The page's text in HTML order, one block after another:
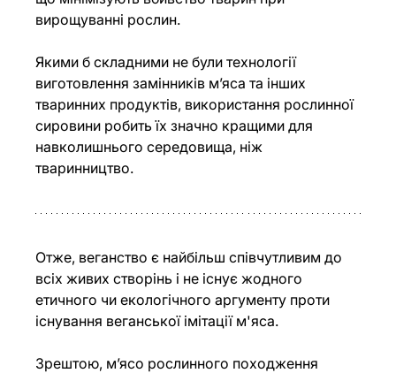
вирощуванні рослин.
Якими б складними не були технології
виготовлення замінників м’яса та інших
тваринних продуктів, використання рослинної
сировини робить їх значно кращими для
навколишнього середовища, ніж
тваринництво.
Отже, веганство є найбільш співчутливим до
всіх живих створінь і не існує жодного
етичного чи екологічного аргументу проти
існування веганської імітації м'яса.
Зрештою, м’ясо рослинного походження